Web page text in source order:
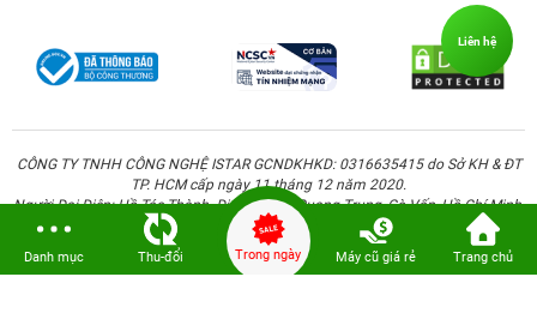
CÔNG TY TNHH CÔNG NGHỆ ISTAR GCNDKHKD: 0316635415 do Sở KH & ĐT
TP. HCM cấp ngày 11 tháng 12 năm 2020.
Người Đại Diện: Hồ Tác Thành. Địa chỉ: 389 Quang Trung, Gò Vấp, Hồ Chí Minh.
Danh mục Thu-đổi Trong ngày Máy cũ giá rẻ Trang chủ
Liên hệ